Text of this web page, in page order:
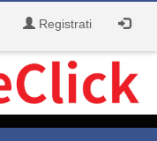
Registrati